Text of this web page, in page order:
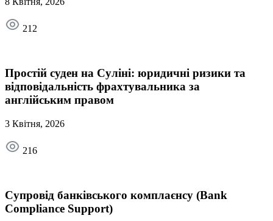
212
Простій суден на Суліні: юридичні ризики та
відповідальність фрахтувальника за
англійським правом
3 Квітня, 2026
216
Супровід банківського комплаєнсу (Bank
Compliance Support)